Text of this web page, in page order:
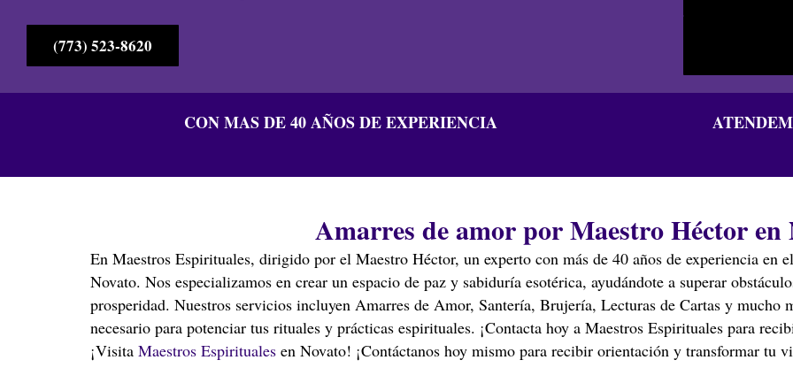
(773) 523-8620
CON MAS DE 40 AÑOS DE EXPERIENCIA
Amarres de amor por Maestro Héctor en
En Maestros Espirituales, dirigido por el Maestro Héctor, un experto con más de 40 años de experiencia en
Novato. Nos especializamos en crear un espacio de paz y sabiduría esotérica, ayudándote a superar
prosperidad. Nuestros servicios incluyen Amarres de Amor, Santería, Brujería, Lecturas de Cartas y mucho
necesario para potenciar tus rituales y prácticas espirituales. ¡Contacta hoy a Maestros Espirituales para
¡Visita Maestros Espirituales en Novato! ¡Contáctanos hoy mismo para recibir orientación y transformar tu